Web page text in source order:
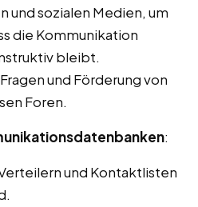
und sozialen Medien, um
die Kommunikation
bleibt.
und Förderung von
Foren.
:
und Kontaktlisten